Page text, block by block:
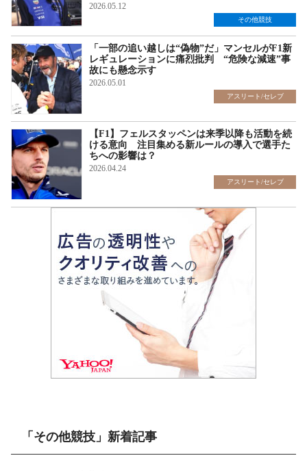
2026.05.12
その他競技
「一部の追い越しは“偽物”だ」マンセルがF1新
レギュレーションに痛烈批判 “危険な減速”事
故にも懸念示す
2026.05.01
アスリート/セレブ
【F1】フェルスタッペンは来季以降も活動を続
ける意向 注目集める新ルールの導入で選手た
ちへの影響は？
2026.04.24
アスリート/セレブ
「その他競技」新着記事